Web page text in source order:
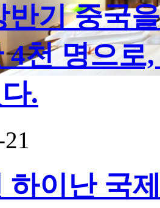
반기 중국
4천 명으
.
하이난 국